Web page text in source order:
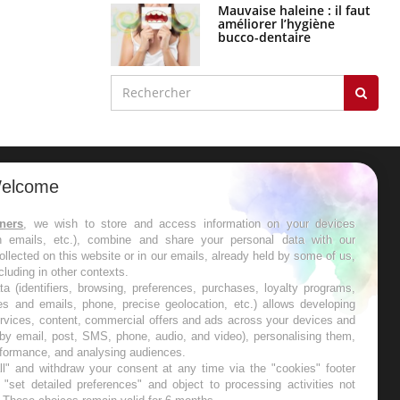
Mauvaise haleine : il faut
améliorer l’hygiène
bucco-dentaire
les semaines les meilleures
, we wish to store and access information on your devices
emails, etc.), combine and share your personal data with our
on this website or in our emails, already held by some of us,
in other contexts.
(identifiers, browsing, preferences, purchases, loyalty programs,
and emails, phone, precise geolocation, etc.) allows developing
content, commercial offers and ads across your devices and
email, post, SMS, phone, audio, and video), personalising them,
and analysing audiences.
and withdraw your consent at any time via the "cookies" footer
detailed preferences" and object to processing activities not